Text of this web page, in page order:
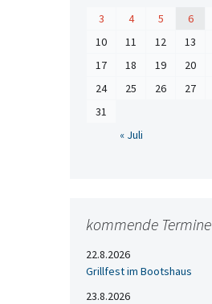
3
4 5 6
10
11 12 13
17
18 19 20
24
25 26 27
31
« Juli
kommende Termine
22.8.2026
Grillfest im Bootshaus
23.8.2026